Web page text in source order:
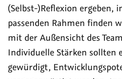
(Selbst-)Reflexion ergeben,
passenden Rahmen finden
mit der Außensicht des
Individuelle Stärken sollten
gewürdigt,